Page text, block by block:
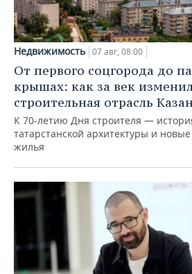
Недвижимость 07 авг, 08:00
От первого соцгорода до
крышах: как за век
строительная отрасль
К 70-летию Дня строителя —
татарстанской архитектуры и
жилья